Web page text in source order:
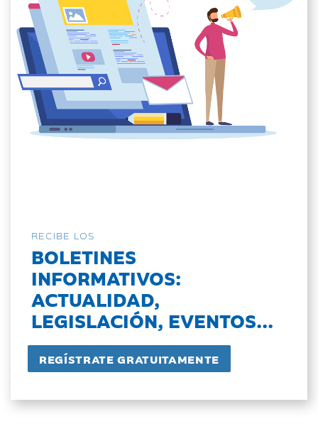
RECIBE LOS
BOLETINES
INFORMATIVOS:
ACTUALIDAD,
LEGISLACIÓN, EVENTOS...